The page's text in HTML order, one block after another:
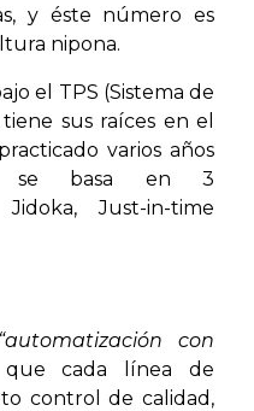
y éste número es
nipona.
el TPS (Sistema de
sus raíces en el
varios años
se basa en 3
Just-in-time
“automatización con
cada línea de
control de calidad,